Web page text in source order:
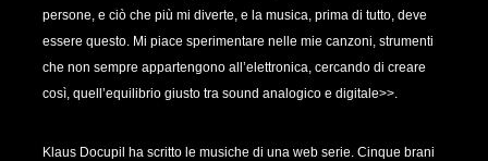
persone, e ciò che più mi diverte, e la musica, prima di tutto, deve
essere questo. Mi piace sperimentare nelle mie canzoni, strumenti
che non sempre appartengono all’elettronica, cercando di creare
così, quell’equilibrio giusto tra sound analogico e digitale>>.
Klaus Docupil ha scritto le musiche di una web serie. Cinque brani